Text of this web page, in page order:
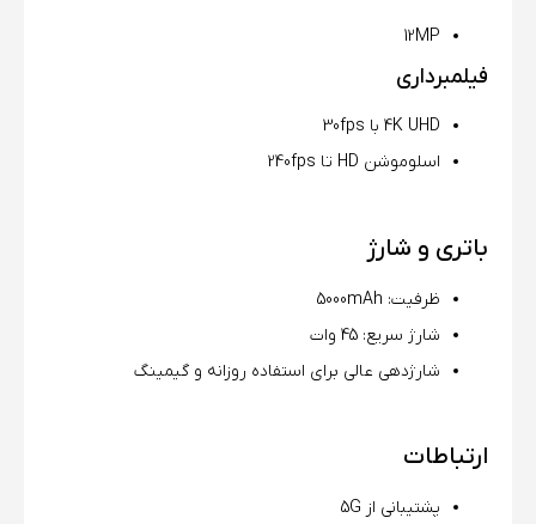
12MP
فیلمبرداری
4K UHD با 30fps
اسلوموشن HD تا 240fps
باتری و شارژ
ظرفیت: 5000mAh
شارژ سریع: 45 وات
شارژدهی عالی برای استفاده روزانه و گیمینگ
ارتباطات
پشتیبانی از 5G